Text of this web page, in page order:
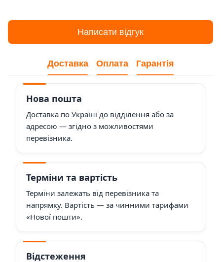
Написати відгук
Доставка Оплата Гарантія
Нова пошта
Доставка по Україні до відділення або за
адресою — згідно з можливостями
перевізника.
Терміни та вартість
Терміни залежать від перевізника та
напрямку. Вартість — за чинними тарифами
«Нової пошти».
Відстеження